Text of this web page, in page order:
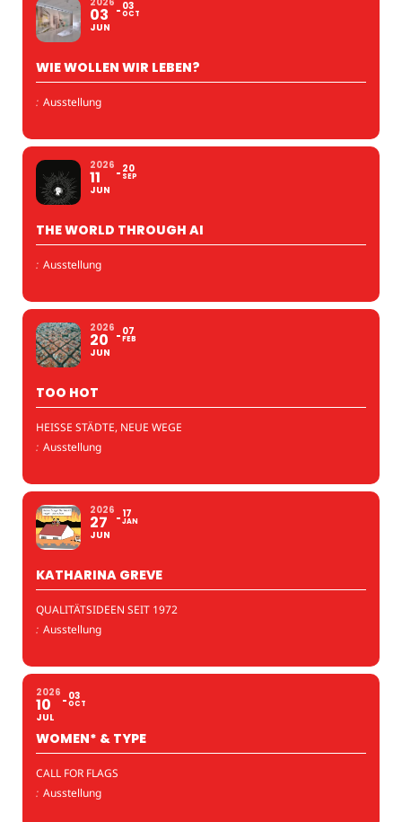
03
JUN
03
OCT
WIE WOLLEN WIR LEBEN?
: Ausstellung
2026
11
JUN
20
SEP
THE WORLD THROUGH AI
: Ausstellung
2026
20
JUN
07
FEB
TOO HOT
HEISSE STÄDTE, NEUE WEGE
: Ausstellung
2026
27
JUN
17
JAN
KATHARINA GREVE
QUALITÄTSIDEEN SEIT 1972
: Ausstellung
2026
10
JUL
03
OCT
WOMEN* & TYPE
CALL FOR FLAGS
: Ausstellung